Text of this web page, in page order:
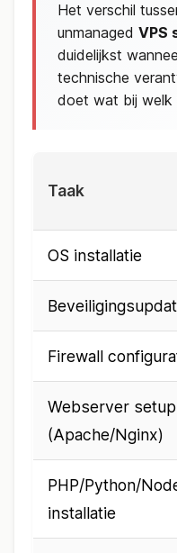
Het verschil
unmanaged VPS
duidelijkst
technische
doet wat bij welk
Taak
OS installatie
Firewall
Webserver setup
(Apache/Nginx)
PHP/Python/
installatie